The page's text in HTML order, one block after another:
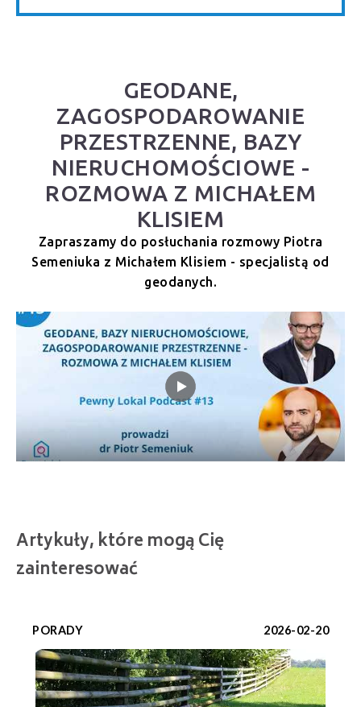
GEODANE,
ZAGOSPODAROWANIE
PRZESTRZENNE, BAZY
NIERUCHOMOŚCIOWE -
ROZMOWA Z MICHAŁEM
KLISIEM
Zapraszamy do posłuchania rozmowy Piotra
Semeniuka z Michałem Klisiem - specjalistą od
geodanych.
Artykuły, które mogą Cię
zainteresować
PORADY 2026-02-20